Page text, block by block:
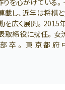
りを心がけている
し、近年は将棋
を広く展開。2015
取締役に就任。女
卒。東京都府